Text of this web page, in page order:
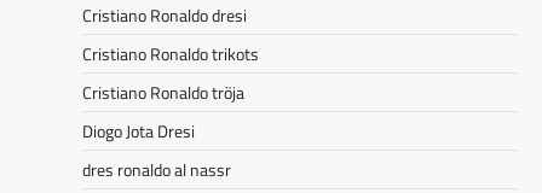
Cristiano Ronaldo dresi
Cristiano Ronaldo trikots
Cristiano Ronaldo tröja
Diogo Jota Dresi
dres ronaldo al nassr